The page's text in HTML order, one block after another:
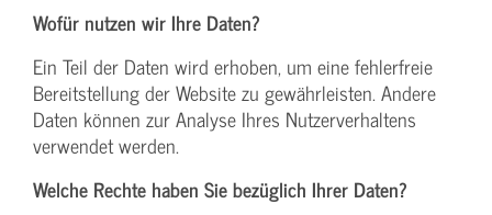
Wofür nutzen wir Ihre Daten?
Ein Teil der Daten wird erhoben, um eine fehlerfreie
Bereitstellung der Website zu gewährleisten. Andere
Daten können zur Analyse Ihres Nutzerverhaltens
verwendet werden.
Welche Rechte haben Sie bezüglich Ihrer Daten?